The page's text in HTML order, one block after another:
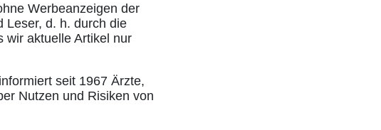
Werbeanzeigen der
Leser, d. h. durch die
wir aktuelle Artikel nur
informiert seit 1967 Ärzte,
Nutzen und Risiken von